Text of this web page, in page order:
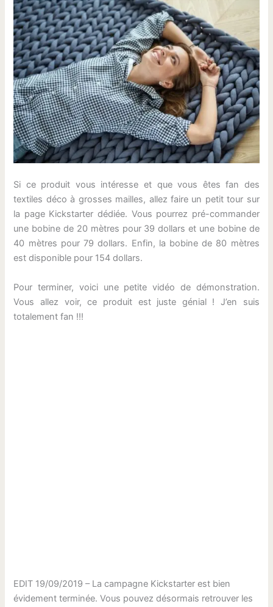
Si ce produit vous intéresse et que vous êtes fan des
textiles déco à grosses mailles, allez faire un petit tour sur
la page Kickstarter dédiée. Vous pourrez pré-commander
une bobine de 20 mètres pour 39 dollars et une bobine de
40 mètres pour 79 dollars. Enfin, la bobine de 80 mètres
est disponible pour 154 dollars.
Pour terminer, voici une petite vidéo de démonstration.
Vous allez voir, ce produit est juste génial ! J’en suis
totalement fan !!!
EDIT 19/09/2019 – La campagne Kickstarter est bien
évidement terminée. Vous pouvez désormais retrouver les